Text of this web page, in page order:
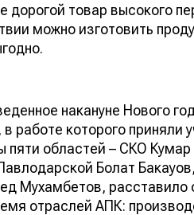
дорогой товар высокого
можно изготовить
накануне Нового
которого приняли
пяти областей – СКО Кумар
Болат Бакауов,
Мухамбетов, расставило
отраслей АПК: